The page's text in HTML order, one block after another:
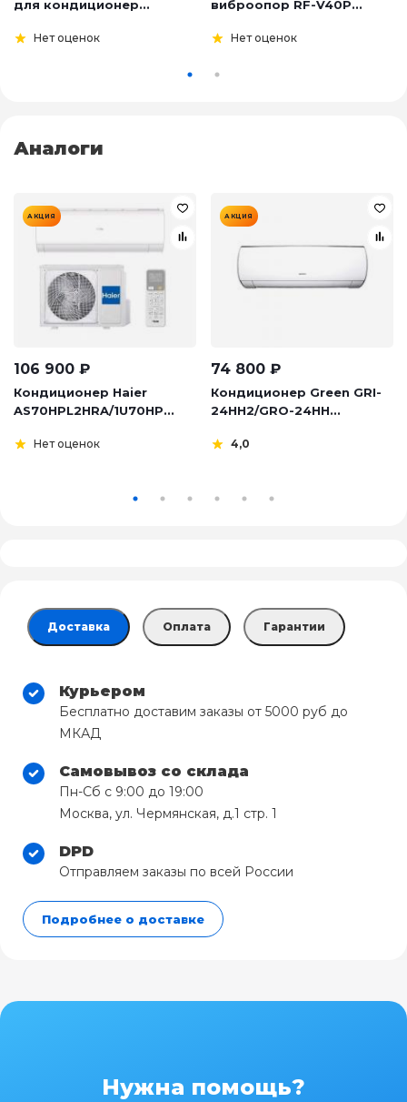
для кондиционер...
Нет оценок
виброопор RF-V40P...
Нет оценок
Аналоги
АКЦИЯ
106 900 ₽
Кондиционер Haier
AS70HPL2HRA/1U70HP...
Нет оценок
АКЦИЯ
74 800 ₽
Кондиционер Green GRI-
24HH2/GRO-24HH...
4,0
Доставка Оплата Гарантии
Курьером
Бесплатно доставим заказы от 5000 руб до
МКАД
Самовывоз со склада
Пн-Сб с 9:00 до 19:00
Москва, ул. Чермянская, д.1 стр. 1
DPD
Отправляем заказы по всей России
Подробнее о доставке
Нужна помощь?